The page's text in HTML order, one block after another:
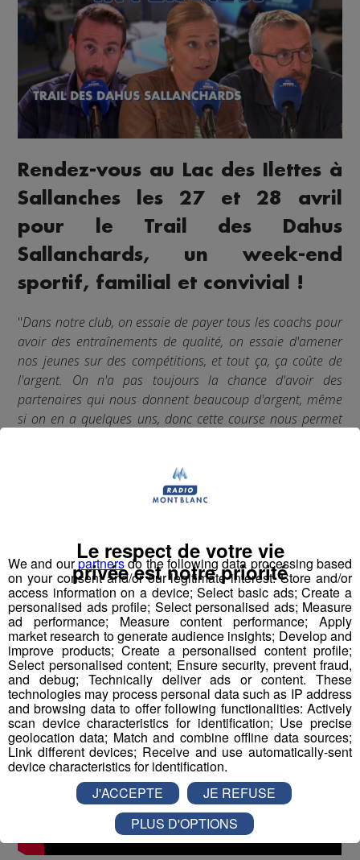
Rendez-vous au Lac des Ilettes à
Sallanches les 27 et 28 avril
pour le Trail des Dahus
Sallanchards, un week-end
sportif, familial et convivial !
"Dans notre club, on essaie de payer tous les coachs pour
avoir des entraînements de qualité, on essaie d'amener
nos jeunes sur des compétitions, et tout ça, ça coûte de
l'argent. On n'a pas toujours la chance d'avoir des
partenaires qui nous donnent beaucoup d'argent, même
si on en a quelques uns, donc cette course nous permet
Cyril Chariot, Katrien Spurgin-Willemse et Ludo Colomb,
SPAC - Sallanches Passy Athletic Club
avril.
We and ourpartnersdo the following data processing based
on your consent and/or our legitimate interest: Store and/or
access information on a device; Select basic ads; Create a
personalised ads profile; Select personalised ads; Measure
ad performance; Measure content performance; Apply
market research to generate audience insights; Develop and
improve products; Create a personalised content profile;
Select personalised content; Ensure security, prevent fraud,
and debug; Technically deliver ads or content. These
technologies may process personal data such as IP address
and browsing data to offer following functionalities: Actively
scan device characteristics for identification; Use precise
geolocation data; Match and combine offline data sources;
Link different devices; Receive and use automatically-sent
device characteristics for identification.
Le respect de votre vie
privée est notre priorité
J'ACCEPTE
JE REFUSE
PLUS D'OPTIONS